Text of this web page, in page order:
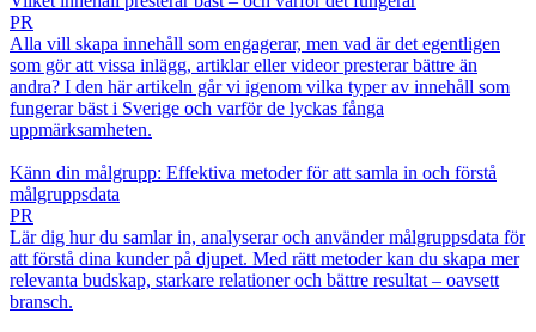
PR
Alla vill skapa innehåll som engagerar, men vad är det egentligen
som gör att vissa inlägg, artiklar eller videor presterar bättre än
andra? I den här artikeln går vi igenom vilka typer av innehåll som
fungerar bäst i Sverige och varför de lyckas fånga
uppmärksamheten.
Känn din målgrupp: Effektiva metoder för att samla in och förstå
målgruppsdata
PR
Lär dig hur du samlar in, analyserar och använder målgruppsdata för
att förstå dina kunder på djupet. Med rätt metoder kan du skapa mer
relevanta budskap, starkare relationer och bättre resultat – oavsett
bransch.